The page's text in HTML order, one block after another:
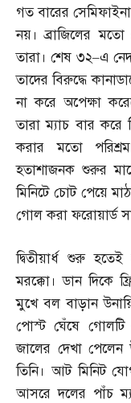
গত বারের
নয়। ব্রাজিলের মতো
তারা। শেষ ৩২–এ
তাদের বিরুদ্ধে
না করে অপেক্ষা
তারা ম্যাচ বার
করার মতো
হতাশাজনক শুরুর
মিনিটে চোট পেয়ে
গোল করা ফরোয়ার্ড
দ্বিতীয়ার্ধ শুরু
মরক্কো। ডান দিকে
মুখে বল বাড়ান
পোস্ট ঘেঁষে গোলটি
জালের দেখা
তিনি। আট মিনিট
আসরে দলের পাঁচ